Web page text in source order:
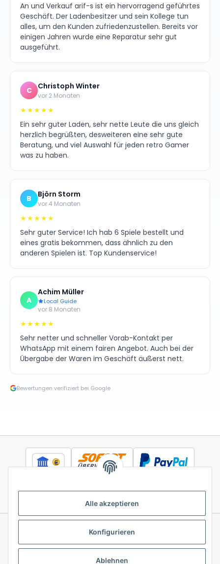
Alle akzeptieren
Konfigurieren
Ablehnen
An und Verkauf arif-s ist ein hervorragend geführtes
Geschäft. Der Ladenbesitzer und sein Kollege tun
alles, um den Kunden zufriedenzustellen. Bereits vor
einigen Jahren wurde eine Reparatur sehr gut
ausgeführt.
C Christoph Winter
vor 2 Monaten
★★★★★
Ein sehr guter Laden, sehr nette Leute die uns gleich
herzlich begrüßten, desweiteren eine sehr gute
Beratung, und viel Auswahl für jeden retro Gamer
was zu haben.
B Björn Storm
vor 4 Monaten
★★★★★
Sehr guter Service! Ich hab 6 Spiele bestellt und
eines gratis bekommen, dass ähnlich zu den
anderen Spielen ist. Top Kundenservice!
A
Achim Müller
Local Guide
vor 8 Monaten
★★★★★
Sehr netter und schneller Vorab-Kontakt per
WhatsApp mit einem fairen Angebot. Auch bei der
Übergabe der Waren im Geschäft äußerst nett.
Bewertungen verifiziert bei Google
Informationen